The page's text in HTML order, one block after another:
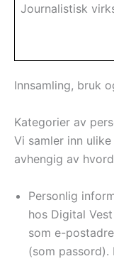
Journalistisk
Innsamling, bruk
Kategorier av
Vi samler inn
avhengig av
Personlig
hos Digital
som e-
(som